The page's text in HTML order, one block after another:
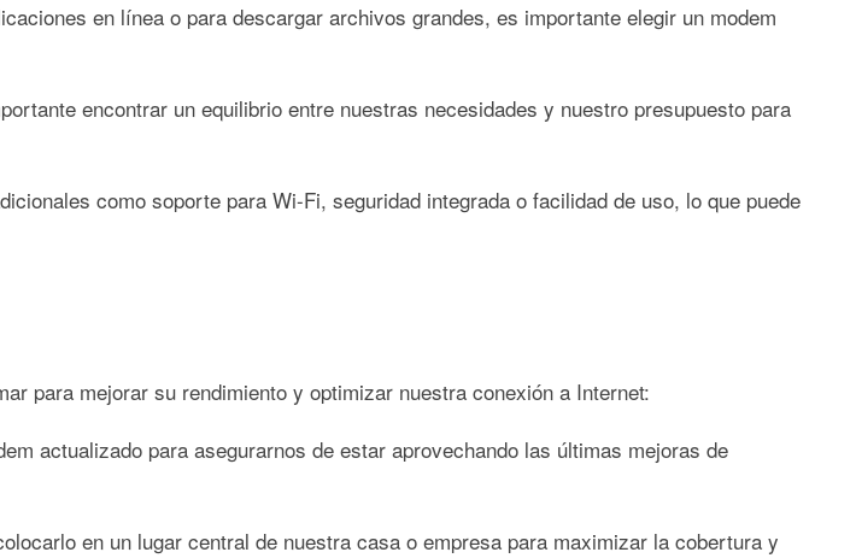
en línea o para descargar archivos grandes, es importante elegir un modem
encontrar un equilibrio entre nuestras necesidades y nuestro presupuesto para
como soporte para Wi-Fi, seguridad integrada o facilidad de uso, lo que puede
para mejorar su rendimiento y optimizar nuestra conexión a Internet:
actualizado para asegurarnos de estar aprovechando las últimas mejoras de
en un lugar central de nuestra casa o empresa para maximizar la cobertura y